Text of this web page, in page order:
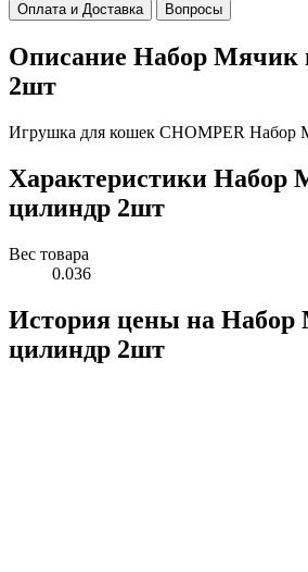
Оплата и Доставка
Вопросы
Описание Набор Мячик
2шт
Игрушка для кошек CHOMPER Набор
Характеристики Набор
цилиндр 2шт
Вес товара
0.036
История цены на
цилиндр 2шт